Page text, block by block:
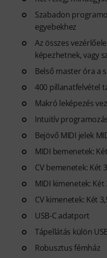
Szabadon
egyebekhez
Az összes
képezhetnek, vagy
Belső master óra a
400 pillanatfelvétel
Makró leképezés
Intuitív
Bejövő MIDI jelek
MIDI bemenetek:
CV bemenetek: Két
MIDI kimenetek:
CV kimenetek: Két
USB-C adatport
Tápellátás külön
Robusztus fémház